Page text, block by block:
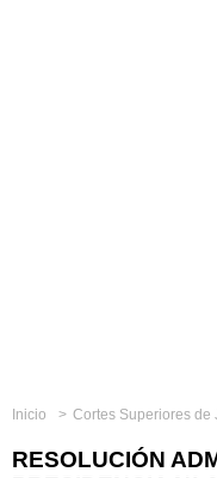
Inicio Cortes Superiores de
RESOLUCIÓN